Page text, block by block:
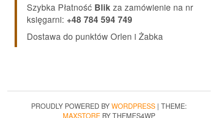
Szybka Płatność Blik za zamówienie na nr
księgarni: +48 784 594 749
Dostawa do punktów Orlen i Żabka
PROUDLY POWERED BY WORDPRESS | THEME:
MAXSTORE BY THEMES4WP